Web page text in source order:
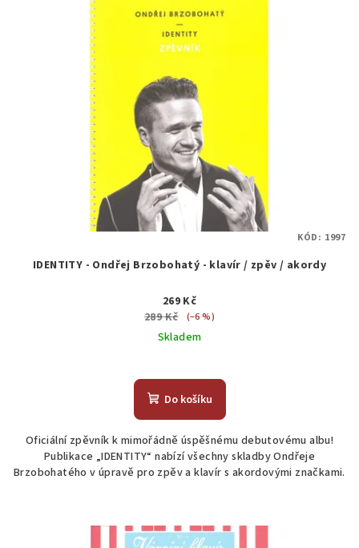
IDENTITY - Ondřej Brzobohatý - klavír / zpěv / akordy
269 Kč
289 Kč
(–6 %)
Skladem
Do košíku
Oficiální zpěvník k mimořádně úspěšnému debutovému albu!
Publikace „IDENTITY“ nabízí všechny skladby Ondřeje
Brzobohatého v úpravě pro zpěv a klavír s akordovými značkami.
KÓD: 1997